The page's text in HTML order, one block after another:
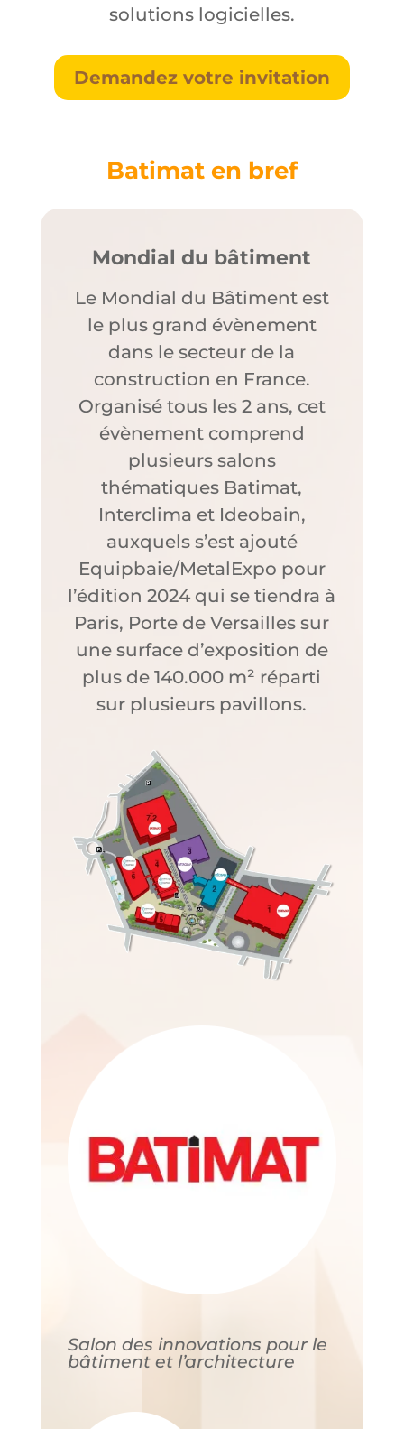
solutions logicielles.
Demandez votre invitation
Batimat en bref
Mondial du bâtiment
Le Mondial du Bâtiment est
le plus grand évènement
dans le secteur de la
construction en France.
Organisé tous les 2 ans, cet
évènement comprend
plusieurs salons
thématiques Batimat,
Interclima et Ideobain,
auxquels s’est ajouté
Equipbaie/MetalExpo pour
l’édition 2024 qui se tiendra à
Paris, Porte de Versailles sur
une surface d’exposition de
plus de 140.000 m² réparti
sur plusieurs pavillons.
Salon des innovations pour le
bâtiment et l’architecture